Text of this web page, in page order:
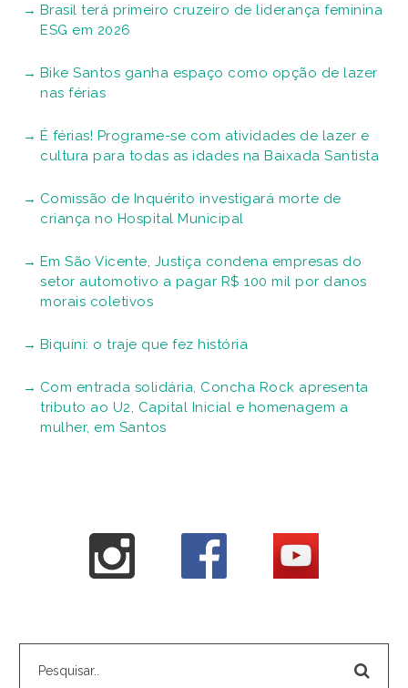
Brasil terá primeiro cruzeiro de liderança feminina
ESG em 2026
Bike Santos ganha espaço como opção de lazer
nas férias
É férias! Programe-se com atividades de lazer e
cultura para todas as idades na Baixada Santista
Comissão de Inquérito investigará morte de
criança no Hospital Municipal
Em São Vicente, Justiça condena empresas do
setor automotivo a pagar R$ 100 mil por danos
morais coletivos
Biquíni: o traje que fez história
Com entrada solidária, Concha Rock apresenta
tributo ao U2, Capital Inicial e homenagem a
mulher, em Santos